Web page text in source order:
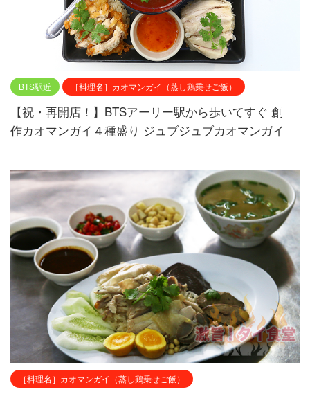
BTS駅近 ［料理名］カオマンガイ（蒸し鶏乗せご飯）
【祝・再開店！】BTSアーリー駅から歩いてすぐ 創
作カオマンガイ４種盛り ジュブジュブカオマンガイ
［料理名］カオマンガイ（蒸し鶏乗せご飯）